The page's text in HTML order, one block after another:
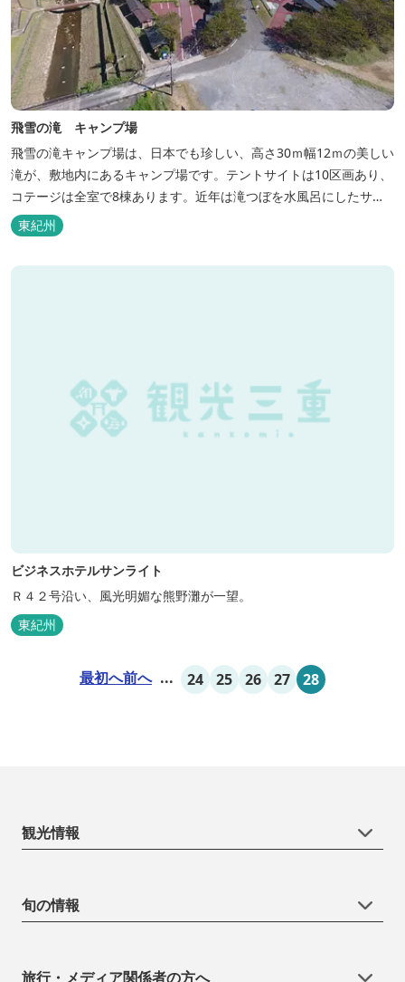
飛雪の滝 キャンプ場
飛雪の滝キャンプ場は、日本でも珍しい、高さ30ｍ幅12ｍの美しい
滝が、敷地内にあるキャンプ場です。テントサイトは10区画あり、
コテージは全室で8棟あります。近年は滝つぼを水風呂にしたサウ
ナが人気です。
東紀州
ビジネスホテルサンライト
Ｒ４２号沿い、風光明媚な熊野灘が一望。
東紀州
最初へ前へ ... 24 25 26 27 28
観光情報
旬の情報
旅行・メディア関係者の方へ